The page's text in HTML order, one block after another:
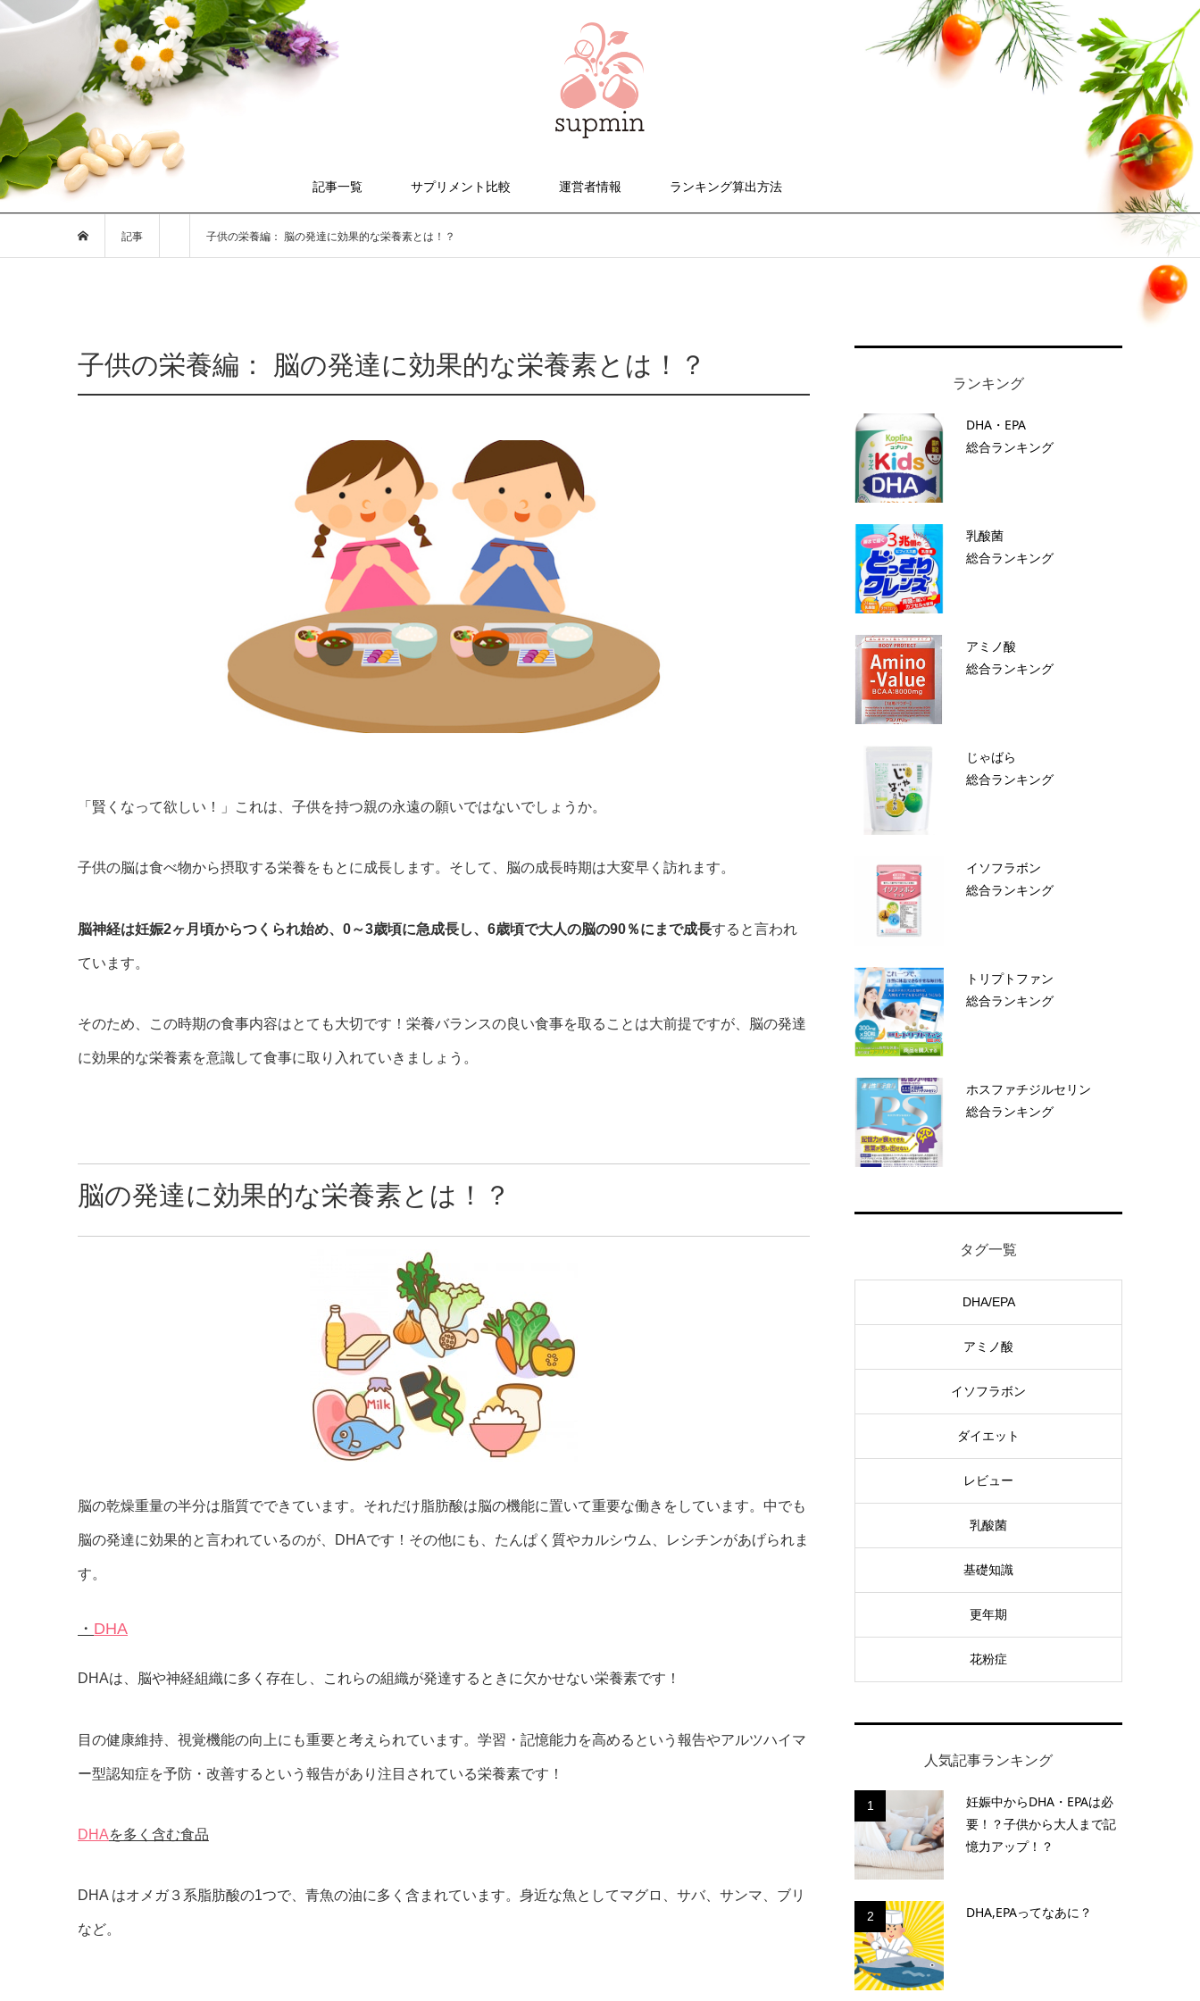
記事一覧 サプリメント比較 運営者情報 ランキング算出方法
記事 子供の栄養編： 脳の発達に効果的な栄養素とは！？
子供の栄養編： 脳の発達に効果的な栄養素とは！？
「賢くなって欲しい！」これは、子供を持つ親の永遠の願いではないでしょうか。
子供の脳は食べ物から摂取する栄養をもとに成長します。そして、脳の成長時期は大変早く訪れます。
脳神経は妊娠2ヶ月頃からつくられ始め、0～3歳頃に急成長し、6歳頃で大人の脳の90％にまで成長すると言われ
ています。
そのため、この時期の食事内容はとても大切です！栄養バランスの良い食事を取ることは大前提ですが、脳の発達
に効果的な栄養素を意識して食事に取り入れていきましょう。
脳の発達に効果的な栄養素とは！？
脳の乾燥重量の半分は脂質でできています。それだけ脂肪酸は脳の機能に置いて重要な働きをしています。中でも
脳の発達に効果的と言われているのが、DHAです！その他にも、たんぱく質やカルシウム、レシチンがあげられま
す。
・ DHA
DHAは、脳や神経組織に多く存在し、これらの組織が発達するときに欠かせない栄養素です！
目の健康維持、視覚機能の向上にも重要と考えられています。学習・記憶能力を高めるという報告やアルツハイマ
ー型認知症を予防・改善するという報告があり注目されている栄養素です！
DHAを多く含む食品
DHA はオメガ３系脂肪酸の1つで、青魚の油に多く含まれています。身近な魚としてマグロ、サバ、サンマ、ブリ
など。
ランキング
DHA・EPA
総合ランキング
乳酸菌
総合ランキング
アミノ酸
総合ランキング
じゃばら
総合ランキング
イソフラボン
総合ランキング
トリプトファン
総合ランキング
ホスファチジルセリン
総合ランキング
タグ一覧
DHA/EPA
アミノ酸
イソフラボン
ダイエット
レビュー
乳酸菌
基礎知識
更年期
花粉症
人気記事ランキング
1
妊娠中からDHA・EPAは必
要！？子供から大人まで記
憶力アップ！？
2 DHA,EPAってなあに？